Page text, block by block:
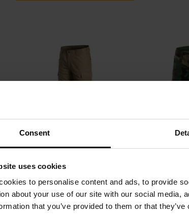
Consent
uses cookies
to personalise content and ads, to provide
about your use of our site with our social media,
that you’ve provided to them or that
Spodnie wojskowe Pentagon
BDU 2.0 - Coyote
Wysyłka:Natychmiast
152,99 zł
199,99 zł
149,99